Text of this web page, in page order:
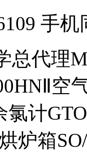
手机
总代理
空
氯计
炉箱